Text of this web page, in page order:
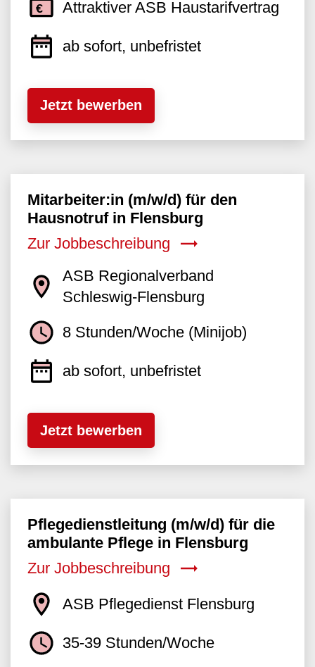
Attraktiver ASB Haustarifvertrag
ab sofort, unbefristet
Jetzt bewerben
Mitarbeiter:in (m/w/d) für den
Hausnotruf in Flensburg
Zur Jobbeschreibung
ASB Regionalverband
Schleswig-Flensburg
8 Stunden/Woche (Minijob)
ab sofort, unbefristet
Jetzt bewerben
Pflegedienstleitung (m/w/d) für die
ambulante Pflege in Flensburg
Zur Jobbeschreibung
ASB Pflegedienst Flensburg
35-39 Stunden/Woche